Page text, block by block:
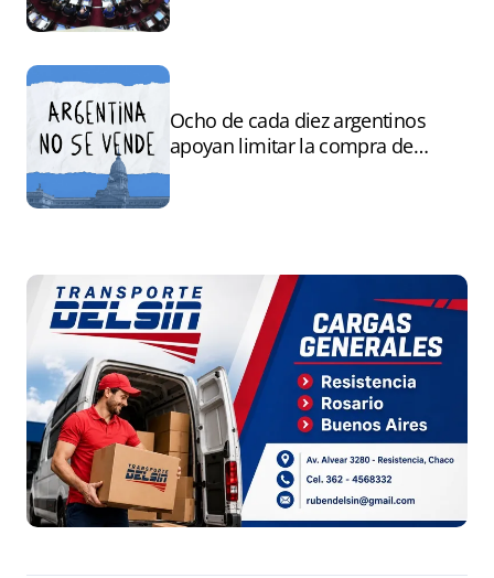
Ocho de cada diez argentinos
apoyan limitar la compra de